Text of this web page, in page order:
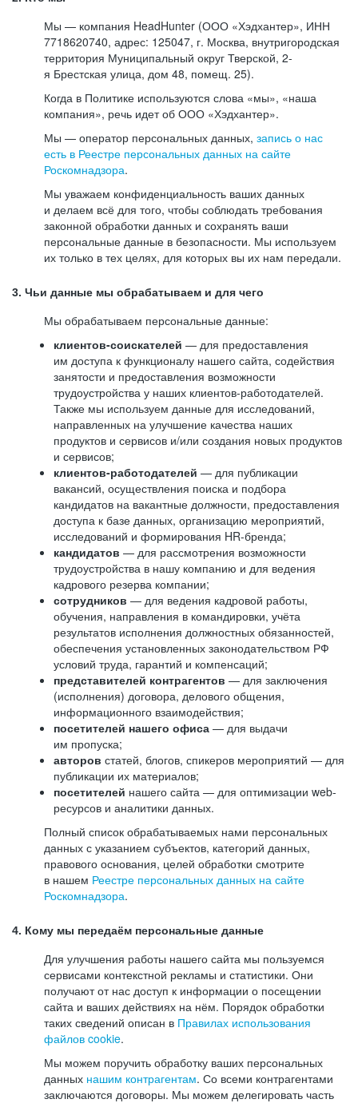
Мы — компания HeadHunter (ООО «Хэдхантер», ИНН
7718620740, адрес: 125047, г. Москва, внутригородская
территория Муниципальный округ Тверской, 2-
я Брестская улица, дом 48, помещ. 25).
Когда в Политике используются слова «мы», «наша
компания», речь идет об ООО «Хэдхантер».
Мы — оператор персональных данных, запись о нас
есть в Реестре персональных данных на сайте
Роскомнадзора.
Мы уважаем конфиденциальность ваших данных
и делаем всё для того, чтобы соблюдать требования
законной обработки данных и сохранять ваши
персональные данные в безопасности. Мы используем
их только в тех целях, для которых вы их нам передали.
3. Чьи данные мы обрабатываем и для чего
Мы обрабатываем персональные данные:
клиентов-соискателей — для предоставления
им доступа к функционалу нашего сайта, содействия
занятости и предоставления возможности
трудоустройства у наших клиентов-работодателей.
Также мы используем данные для исследований,
направленных на улучшение качества наших
продуктов и сервисов и/или создания новых продуктов
и сервисов;
клиентов-работодателей — для публикации
вакансий, осуществления поиска и подбора
кандидатов на вакантные должности, предоставления
доступа к базе данных, организацию мероприятий,
исследований и формирования HR-бренда;
кандидатов — для рассмотрения возможности
трудоустройства в нашу компанию и для ведения
кадрового резерва компании;
сотрудников — для ведения кадровой работы,
обучения, направления в командировки, учёта
результатов исполнения должностных обязанностей,
обеспечения установленных законодательством РФ
условий труда, гарантий и компенсаций;
представителей контрагентов — для заключения
(исполнения) договора, делового общения,
информационного взаимодействия;
посетителей нашего офиса — для выдачи
им пропуска;
авторов статей, блогов, спикеров мероприятий — для
публикации их материалов;
посетителей нашего сайта — для оптимизации web-
ресурсов и аналитики данных.
Полный список обрабатываемых нами персональных
данных с указанием субъектов, категорий данных,
правового основания, целей обработки смотрите
в нашем Реестре персональных данных на сайте
Роскомнадзора.
4. Кому мы передаём персональные данные
Для улучшения работы нашего сайта мы пользуемся
сервисами контекстной рекламы и статистики. Они
получают от нас доступ к информации о посещении
сайта и ваших действиях на нём. Порядок обработки
таких сведений описан в Правилах использования
файлов cookie.
Мы можем поручить обработку ваших персональных
данных нашим контрагентам. Со всеми контрагентами
заключаются договоры. Мы можем делегировать часть